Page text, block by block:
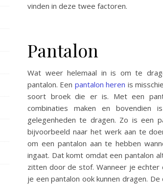
vinden in deze twee factoren.
Pantalon
Wat weer helemaal in is om te
pantalon. Een pantalon heren is
soort broek die er is. Met een
combinaties maken en bovendien
gelegenheden te dragen. Zo is een
bijvoorbeeld naar het werk aan te
om een pantalon aan te hebben
ingaat. Dat komt omdat een pantalon
zitten door de stof. Wanneer je
je een pantalon ook kunnen dragen.